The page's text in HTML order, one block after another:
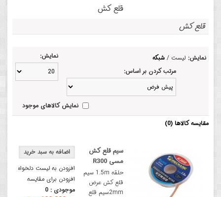
قلع کش
قلع کش
نمایش: لیست / شبکه
نمایش:
مرتب کردن بر اساس:
نمایش کالاهای موجود
مقایسه کالاها (0)
افزودن به لیست دلخواه
افزودن برای مقایسه
موجودی : 0
سیم قلع کش
مسی R300
حلقه 1.5m سیم
قلع کش عرض
2mmسیم قلع